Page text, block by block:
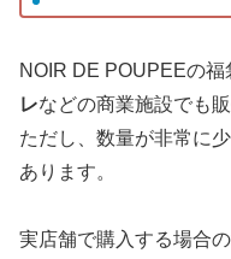
NOIR DE POUPEEの福
レなどの商業施設でも
ただし、数量が非常に
あります。
実店舗で購入する場合